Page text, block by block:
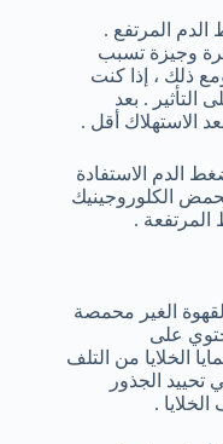
المرتفع .
وجيزة تسبب
تقريباَ . ومع ذلك ، إذا كنت
. بعد
الاستهلاك أقل .
الدم الاستفادة
الكلوروجينيك
المرتفعة .
الغير محمصة
على
الخلايا من التلف
تحييد الجذور
.